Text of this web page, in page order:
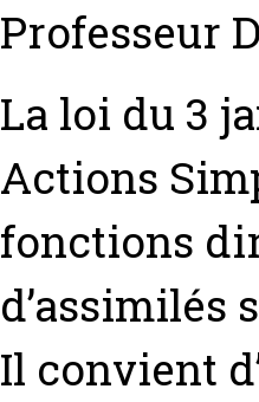
Professeur
La loi du 3
Actions
fonctions
d’assimilés
Il convient